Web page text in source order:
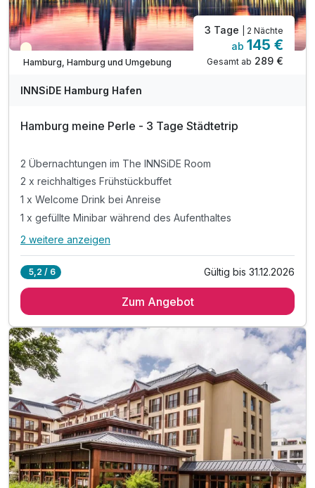
Teilweise ausgelastet
Hamburg, Hamburg und Umgebung
3 Tage | 2 Nächte
ab 145 €
Gesamt ab 289 €
INNSiDE Hamburg Hafen
Hamburg meine Perle - 3 Tage Städtetrip
2 Übernachtungen im The INNSiDE Room
2 x reichhaltiges Frühstückbuffet
1 x Welcome Drink bei Anreise
1 x gefüllte Minibar während des Aufenthaltes
Alle Inklusivleistungen
2 x reichhaltiges Frühstückbuffet
1 x gefüllte Minibar während des Aufenthaltes
1 x Stadtplan für Sightseeing auf eigene Faust
inkl. Nutzung W-Lan
2 weitere anzeigen
5,2 / 6 Gültig bis 31.12.2026
Zum Angebot